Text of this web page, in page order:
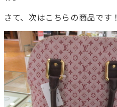
さて、次はこちらの商品です！